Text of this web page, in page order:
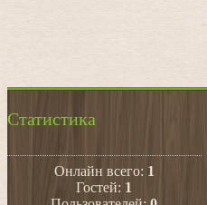
Статистика
Онлайн всего: 1
Гостей: 1